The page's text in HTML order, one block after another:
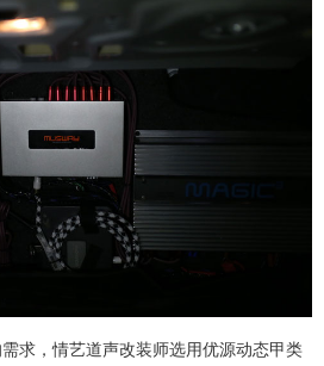
求，情艺道声改装师选用优源动态甲类